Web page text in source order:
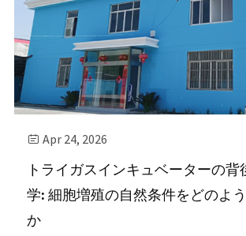
 Apr 24, 2026
トライガスインキュベーターの背
学: 細胞増殖の自然条件をどのよ
か